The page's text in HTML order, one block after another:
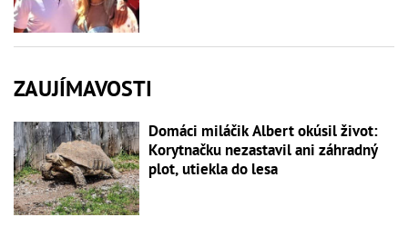
ZAUJÍMAVOSTI
Domáci miláčik Albert okúsil život:
Korytnačku nezastavil ani záhradný
plot, utiekla do lesa